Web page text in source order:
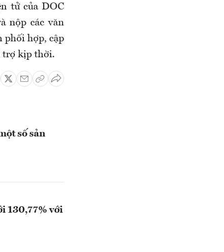
tử của DOC
nộp các văn
phối hợp, cập
trợ kịp thời.
số sản
130,77% với